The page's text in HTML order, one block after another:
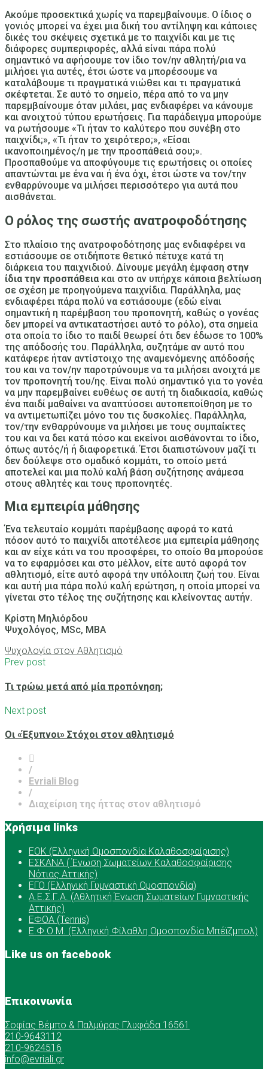
Ακούμε προσεκτικά χωρίς να παρεμβαίνουμε. Ο ίδιος ο
γονιός μπορεί να έχει μια δική του αντίληψη και κάποιες
δικές του σκέψεις σχετικά με το παιχνίδι και με τις
διάφορες συμπεριφορές, αλλά είναι πάρα πολύ
σημαντικό να αφήσουμε τον ίδιο τον/ην αθλητή/ρια να
μιλήσει για αυτές, έτσι ώστε να μπορέσουμε να
καταλάβουμε τι πραγματικά νιώθει και τι πραγματικά
σκέφτεται. Σε αυτό το σημείο, πέρα από το να μην
παρεμβαίνουμε όταν μιλάει, μας ενδιαφέρει να κάνουμε
και ανοιχτού τύπου ερωτήσεις. Για παράδειγμα μπορούμε
να ρωτήσουμε «Τι ήταν το καλύτερο που συνέβη στο
παιχνίδι;», «Τι ήταν το χειρότερο;», «Είσαι
ικανοποιημένος/η με την προσπάθειά σου;».
Προσπαθούμε να αποφύγουμε τις ερωτήσεις οι οποίες
απαντώνται με ένα ναι ή ένα όχι, έτσι ώστε να τον/την
ενθαρρύνουμε να μιλήσει περισσότερο για αυτά που
αισθάνεται.
Ο ρόλος της σωστής ανατροφοδότησης
Στο πλαίσιο της ανατροφοδότησης μας ενδιαφέρει να
εστιάσουμε σε οτιδήποτε θετικό πέτυχε κατά τη
διάρκεια του παιχνιδιού. Δίνουμε μεγάλη έμφαση στην
ίδια την προσπάθεια και στο αν υπήρχε κάποια βελτίωση
σε σχέση με προηγούμενα παιχνίδια. Παράλληλα, μας
ενδιαφέρει πάρα πολύ να εστιάσουμε (εδώ είναι
σημαντική η παρέμβαση του προπονητή, καθώς ο γονέας
δεν μπορεί να αντικαταστήσει αυτό το ρόλο), στα σημεία
στα οποία το ίδιο το παιδί θεωρεί ότι δεν έδωσε το 100%
της απόδοσής του. Παράλληλα, συζητάμε αν αυτό που
κατάφερε ήταν αντίστοιχο της αναμενόμενης απόδοσής
του και να τον/ην παροτρύνουμε να τα μιλήσει ανοιχτά με
τον προπονητή του/ης. Είναι πολύ σημαντικό για το γονέα
να μην παρεμβαίνει ευθέως σε αυτή τη διαδικασία, καθώς
ένα παιδί μαθαίνει να αναπτύσσει αυτοπεποίθηση με το
να αντιμετωπίζει μόνο του τις δυσκολίες. Παράλληλα,
τον/την ενθαρρύνουμε να μιλήσει με τους συμπαίκτες
του και να δει κατά πόσο και εκείνοι αισθάνονται το ίδιο,
όπως αυτός/ή ή διαφορετικά.Έτσι διαπιστώνουν μαζί τι
δεν δούλεψε στο ομαδικό κομμάτι, το οποίο μετά
αποτελεί και μια πολύ καλή βάση συζήτησης ανάμεσα
στους αθλητές και τους προπονητές.
Μια εμπειρία μάθησης
Ένα τελευταίο κομμάτι παρέμβασης αφορά το κατά
πόσον αυτό το παιχνίδι αποτέλεσε μια εμπειρία μάθησης
και αν είχε κάτι να του προσφέρει, το οποίο θα μπορούσε
να το εφαρμόσει και στο μέλλον, είτε αυτό αφορά τον
αθλητισμό, είτε αυτό αφορά την υπόλοιπη ζωή του. Είναι
και αυτή μια πάρα πολύ καλή ερώτηση, η οποία μπορεί να
γίνεται στο τέλος της συζήτησης και κλείνοντας αυτήν.
Κρίστη Μηλιόρδου
Ψυχολόγος, MSc, MBA
Ψυχολογία στον Αθλητισμό
Prev post
Τι τρώω μετά από μία προπόνηση;
Next post
Οι «Έξυπνοι» Στόχοι στον αθλητισμό
/
Evriali Blog
/
Διαχείριση της ήττας στον αθλητισμό
Χρήσιμα links
ΕOK (Ελληνική Ομοσπονδία Καλαθοσφαίρισης)
ΕΣΚΑΝΑ ( Ένωση Σωματείων Καλαθοσφαίρισης
Νότιας Αττικής)
ΕΓΟ (Ελληνική Γυμναστική Ομοσπονδία)
Α.Ε.Σ.Γ.Α. (Αθλητική Ένωση Σωματείων Γυμναστικής
Αττικής)
ΕΦΟΑ (Tennis)
Ε.Φ.Ο.Μ. (Ελληνική Φίλαθλη Ομοσπονδία Μπέϊζμπολ)
Like us on facebook
Επικοινωνία
Σοφίας Βέμπο & Παλμύρας Γλυφάδα 16561
210-9643112
210-9624516
info@evriali.gr